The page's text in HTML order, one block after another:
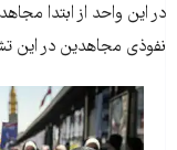
در این واحد از ابتدا
نفوذی مجاهدین در این